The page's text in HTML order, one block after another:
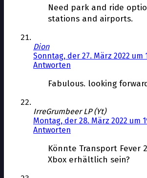
Need park and ride
stations and airports.
Dion
Sonntag, der 27. März 2022 um
Antworten
Fabulous. looking
IrreGrumbeer LP (Yt)
Montag, der 28. März 2022 um
Antworten
Könnte Transport Fever
Xbox erhältlich sein?